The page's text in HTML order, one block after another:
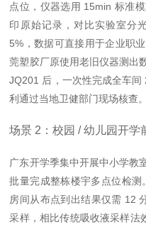
点位，仪器选用 15min 标准
印原始记录 ，对比实验室分
5%，数据可直接用于企业职
莞塑胶厂原使用老旧仪器测出
JQ201 后，一次性完成全车
利通过当地卫健部门现场核查。
场景 2：校园 / 幼儿园开学
广东开学季集中开展中小学教
批量完成整栋楼宇多点位检
房间从布点到出结果仅需 12
采样， 相比传统吸收液采样法